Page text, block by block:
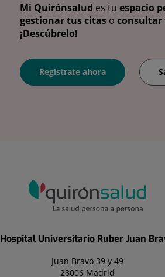
Mi Quirónsalud es tu espacio
gestionar tus citas o consultar
¡Descúbrelo!
Regístrate ahora
Hospital Universitario Ruber Juan
Juan Bravo 39 y 49
28006 Madrid